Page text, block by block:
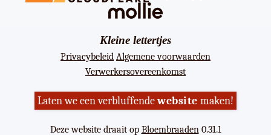
Kleine lettertjes
Privacybeleid Algemene voorwaarden
Verwerkersovereenkomst
Laten we een verbluffendewebsite maken!
Deze website draait op Bloembraaden 0.31.1